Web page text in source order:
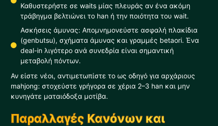
Καθυστερήστε σε waits μίας πλευράς αν ένα ακόμη
τράβηγμα βελτιώνει το han ή την ποιότητα του wait.
Ασκήσεις άμυνας: Απομνημονεύστε ασφαλή πλακίδια
(genbutsu), σχήματα άμυνας και γραμμές betaori. Ένα
deal-in λιγότερο ανά συνεδρία είναι σημαντική
μεταβολή πόντων.
Αν είστε νέοι, αντιμετωπίστε το ως οδηγό για αρχάριους
mahjong: στοχεύστε γρήγορα σε χέρια 2–3 han και μην
κυνηγάτε ματαιόδοξα μοτίβα.
Παραλλαγές Κανόνων και